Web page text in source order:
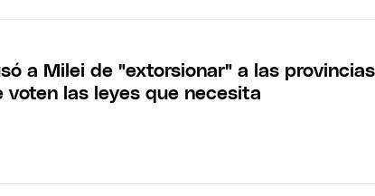
a Milei de "extorsionar" a las provincias
voten las leyes que necesita